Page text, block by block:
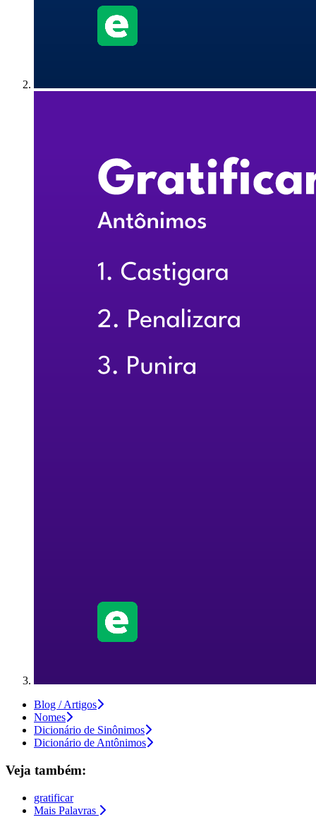
Blog / Artigos
Nomes
Dicionário de Sinônimos
Dicionário de Antônimos
Veja também:
gratificar
Mais Palavras